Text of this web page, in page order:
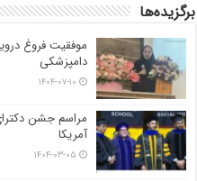
برگزیده‌ها
موفقیت فروغ
دامپزشکی
۱۴۰۴-۰۷-۱۰
آمریکا
۱۴۰۴-۰۳-۰۵